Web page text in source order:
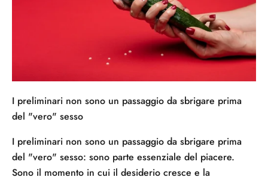
I preliminari non sono un passaggio da sbrigare prima
del "vero" sesso
I preliminari non sono un passaggio da sbrigare prima
del "vero" sesso: sono parte essenziale del piacere.
Sono il momento in cui il desiderio cresce e la